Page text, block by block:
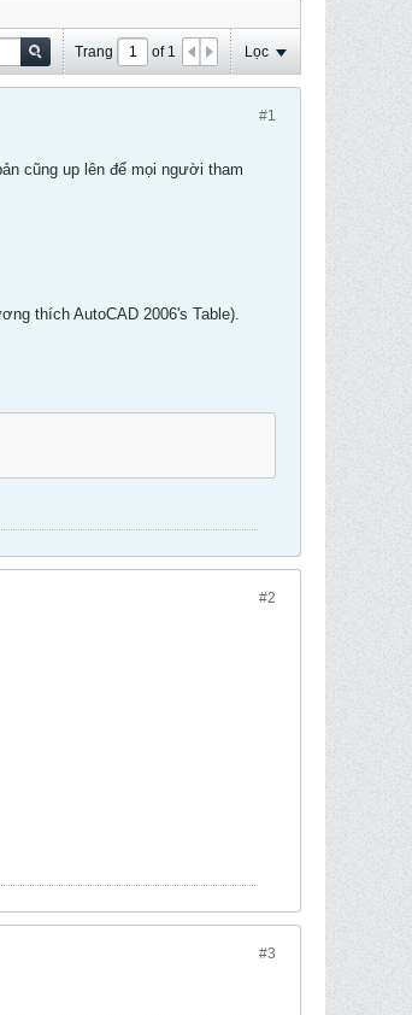
Trang of 1 Lọc
#1
cũng up lên để mọi người tham
thích AutoCAD 2006's Table).
#2
#3